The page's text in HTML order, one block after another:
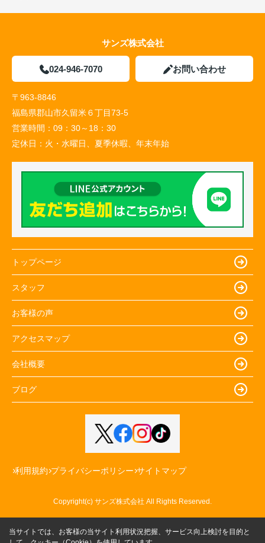
サンズ株式会社
024-946-7070 お問い合わせ
〒963-8846
福島県郡山市久留米６丁目73-5
営業時間： 09：30～18：30
定休日： 火・水曜日、夏季休暇、年末年始
トップページ
スタッフ
お客様の声
アクセスマップ
会社概要
ブログ
利用規約 プライバシーポリシー サイトマップ
Copyright(c) サンズ株式会社 All Rights Reserved.
当サイトでは、お客様の当サイト利用状況把握、サービス向上検討を目的と